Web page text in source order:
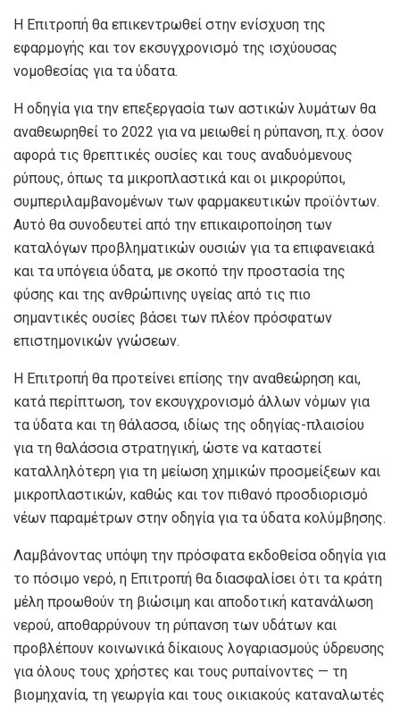
Η Επιτροπή θα επικεντρωθεί στην ενίσχυση της
εφαρμογής και τον εκσυγχρονισμό της ισχύουσας
νομοθεσίας για τα ύδατα.
Η οδηγία για την επεξεργασία των αστικών λυμάτων θα
αναθεωρηθεί το 2022 για να μειωθεί η ρύπανση, π.χ. όσον
αφορά τις θρεπτικές ουσίες και τους αναδυόμενους
ρύπους, όπως τα μικροπλαστικά και οι μικρορύποι,
συμπεριλαμβανομένων των φαρμακευτικών προϊόντων.
Αυτό θα συνοδευτεί από την επικαιροποίηση των
καταλόγων προβληματικών ουσιών για τα επιφανειακά
και τα υπόγεια ύδατα, με σκοπό την προστασία της
φύσης και της ανθρώπινης υγείας από τις πιο
σημαντικές ουσίες βάσει των πλέον πρόσφατων
επιστημονικών γνώσεων.
Η Επιτροπή θα προτείνει επίσης την αναθεώρηση και,
κατά περίπτωση, τον εκσυγχρονισμό άλλων νόμων για
τα ύδατα και τη θάλασσα, ιδίως της οδηγίας-πλαισίου
για τη θαλάσσια στρατηγική, ώστε να καταστεί
καταλληλότερη για τη μείωση χημικών προσμείξεων και
μικροπλαστικών, καθώς και τον πιθανό προσδιορισμό
νέων παραμέτρων στην οδηγία για τα ύδατα κολύμβησης.
Λαμβάνοντας υπόψη την πρόσφατα εκδοθείσα οδηγία για
το πόσιμο νερό, η Επιτροπή θα διασφαλίσει ότι τα κράτη
μέλη προωθούν τη βιώσιμη και αποδοτική κατανάλωση
νερού, αποθαρρύνουν τη ρύπανση των υδάτων και
προβλέπουν κοινωνικά δίκαιους λογαριασμούς ύδρευσης
για όλους τους χρήστες και τους ρυπαίνοντες — τη
βιομηχανία, τη γεωργία και τους οικιακούς καταναλωτές